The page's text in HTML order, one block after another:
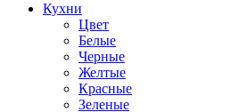
Кухни
Цвет
Белые
Черные
Желтые
Красные
Зеленые